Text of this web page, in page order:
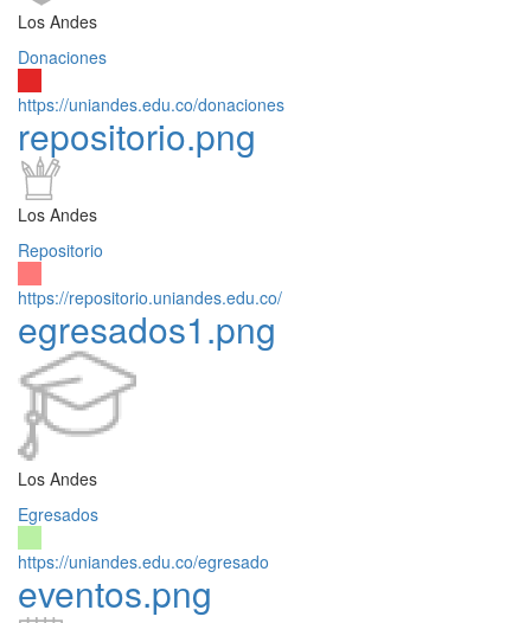
Los Andes
Donaciones
https://uniandes.edu.co/donaciones
repositorio.png
Los Andes
Repositorio
https://repositorio.uniandes.edu.co/
egresados1.png
Los Andes
Egresados
https://uniandes.edu.co/egresado
eventos.png